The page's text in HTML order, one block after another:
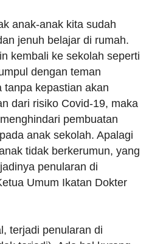
anak-anak kita sudah
jenuh belajar di rumah.
kembali ke sekolah seperti
dengan teman
tanpa kepastian akan
dari risiko Covid-19, maka
pembuatan
anak sekolah. Apalagi
tidak berkerumun, yang
penularan di
Umum Ikatan Dokter
terjadi penularan di